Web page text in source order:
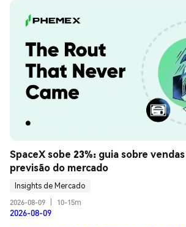
SpaceX sobe 23%: guia sobre
previsão do mercado
Insights de Mercado
2026-08-09
10-15m
2026-08-09